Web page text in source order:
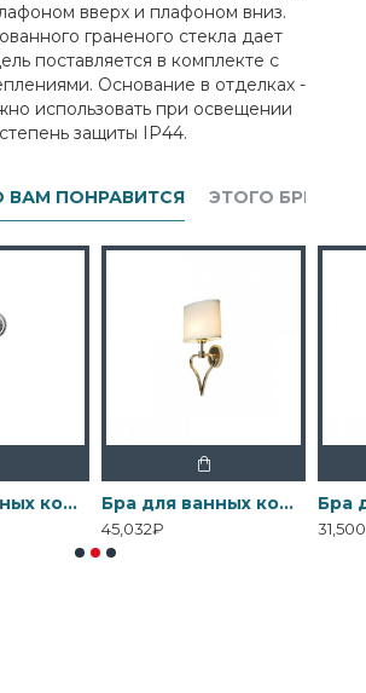
вверх и плафоном вниз.
граненого стекла дает
поставляется в комплекте с
Основание в отделках -
использовать при освещении
защиты IP44.
ПОНРАВИТСЯ ЭТОГО БРЕНДА
Бра для ванных комнат BATH-DEMELZA-PC Elstead, арт. BATH-DEMELZA-PC Бра для ванных комнат BATH-FALMOUTH-FG Elstead, арт. BATH-FALMOUTH-FG
45,032₽